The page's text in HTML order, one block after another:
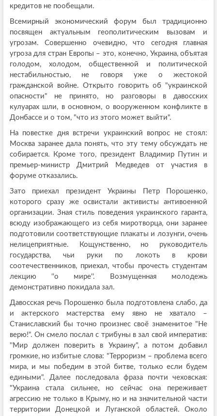
кредитов не пообещали.
Всемирный экономический форум был традиционно
посвящен актуальным геополитическим вызовам и
угрозам. Совершенно очевидно, что сегодня главная
угроза для стран Европы – это, конечно, Украина, объятая
голодом, холодом, общественной и политической
нестабильностью, не говоря уже о жестокой
гражданской войне. Открыто говорить об "украинской
опасности" не принято, но разговоры в давосских
кулуарах шли, в основном, о вооруженном конфликте в
Донбассе и о том, "что из этого может выйти".
На повестке дня встречи украинский вопрос не стоял:
Москва заранее дала понять, что эту тему обсуждать не
собирается. Кроме того, президент Владимир Путин и
премьер-министр Дмитрий Медведев от участия в
форуме отказались.
Зато приехал президент Украины Петр Порошенко,
которого сразу же освистали активисты антивоенной
организации. Зная стиль поведения украинского гаранта,
всюду изображающего из себя миротворца, они заранее
подготовили соответствующие плакаты и лозунги, очень
нелицеприятные. Кощунственно, но руководитель
государства, чьи руки по локоть в крови
соотечественников, приехал, чтобы прочесть студентам
лекцию ''о мире''. Возмущенная молодежь
демонстративно покидала зал.
Давосская речь Порошенко была подготовлена слабо, да
и актерского мастерства ему явно не хватало –
Станиславский бы точно произнес своё знаменитое "Не
верю!". Он смело послал с трибуны в зал свой императив:
''Мир должен поверить в Украину", а потом добавил
громкие, но избитые слова: "Терроризм – проблема всего
мира, и мы победим в этой битве, только если будем
едиными". Далее последовала фраза почти чеховская:
"Украина стала сильнее, но сейчас она переживает
агрессию не только в Крыму, но и на значительной части
территории Донецкой и Луганской областей. Около